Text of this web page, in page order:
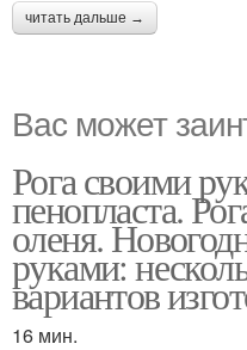
читать дальше →
Вас может
Рога своими
пенопласта.
оленя.
руками:
вариантов
16 мин.